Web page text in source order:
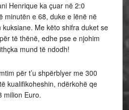
Henrique ka çuar në 2:0
minutën e 68, duke e lënë në
Me këto shifra duket se
të thënë, edhe pse e njohim
mund të ndodh!
për t’u shpërblyer me 300
kualifikoheshin, ndërkohë qe
milion Euro.